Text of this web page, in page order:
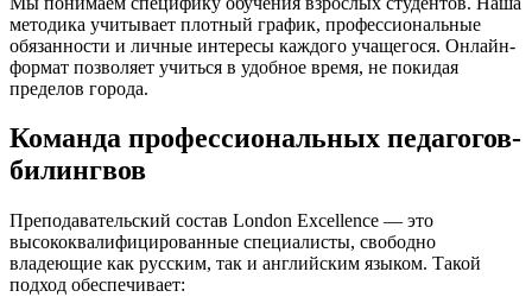
методика учитывает плотный график, профессиональные
обязанности и личные интересы каждого учащегося. Онлайн-
формат позволяет учиться в удобное время, не покидая
пределов города.
Команда профессиональных педагогов-
билингвов
Преподавательский состав London Excellence — это
высококвалифицированные специалисты, свободно
владеющие как русским, так и английским языком. Такой
подход обеспечивает: